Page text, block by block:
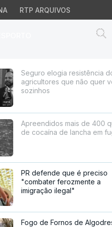
RTP ARQUIVOS
quer
Seguro elogia resistência
agricultores que não quer
sozinhos
Apreendidos mais de 400
de cocaína de lancha em
PR defende que é preciso
"combater ferozmente a
imigração ilegal"
Fogo de Fornos de